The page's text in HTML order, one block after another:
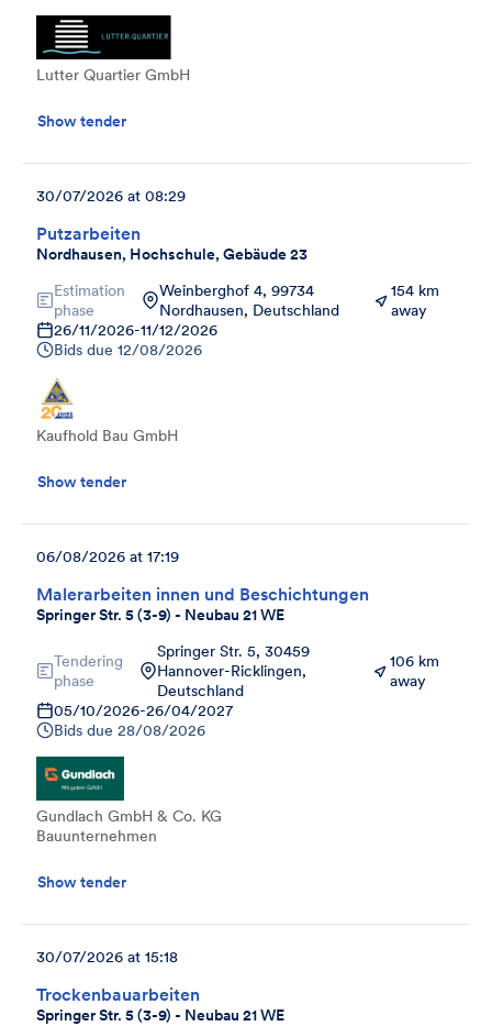
Lutter Quartier GmbH
Show tender
Putzarbeiten
Nordhausen, Hochschule, Gebäude 23
30/07/2026 at 08:29
Estimation
phase
Weinberghof 4, 99734
Nordhausen, Deutschland
154 km
away
26/11/2026-11/12/2026
Bids due 12/08/2026
Kaufhold Bau GmbH
Show tender
Malerarbeiten innen und Beschichtungen
Springer Str. 5 (3-9) - Neubau 21 WE
06/08/2026 at 17:19
Tendering
phase
Springer Str. 5, 30459
Hannover-Ricklingen,
Deutschland
106 km
away
05/10/2026-26/04/2027
Bids due 28/08/2026
Gundlach GmbH & Co. KG
Bauunternehmen
Show tender
Trockenbauarbeiten
Springer Str. 5 (3-9) - Neubau 21 WE
30/07/2026 at 15:18